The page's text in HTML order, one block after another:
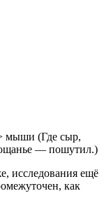
мыши (Где сыр,
— пошутил.)
исследования ещё
как